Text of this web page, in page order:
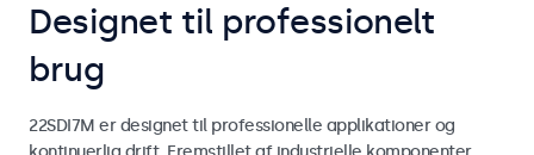
Designet til professionelt
brug
22SDI7M er designet til professionelle applikationer og